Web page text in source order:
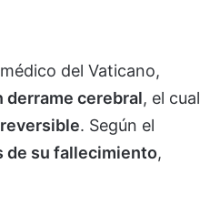
del Vaticano,
derrame cerebral, el cual
. Según el
de su fallecimiento,